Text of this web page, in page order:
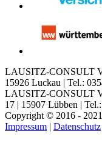
LAUSITZ-CONSULT
15926 Luckau | Tel.:
LAUSITZ-CONSULT
17 | 15907 Lübben |
Copyright © 2016 -
Impressum | Datenschutz